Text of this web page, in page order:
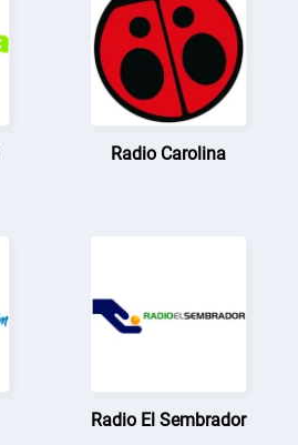
Radio Carolina
Radio El Sembrador